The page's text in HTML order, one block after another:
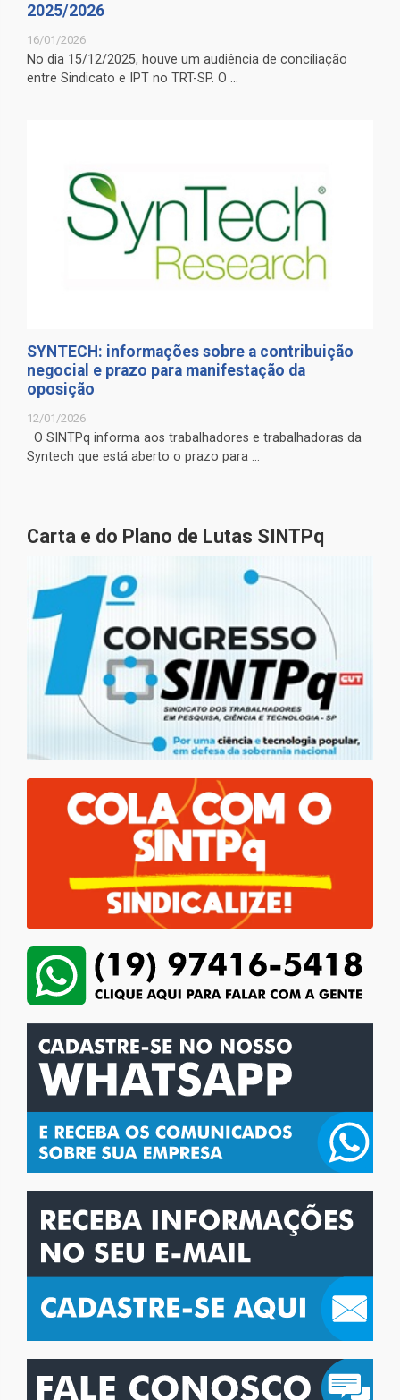
2025/2026
16/01/2026
No dia 15/12/2025, houve um audiência de conciliação
entre Sindicato e IPT no TRT-SP. O ...
SYNTECH: informações sobre a contribuição
negocial e prazo para manifestação da
oposição
12/01/2026
O SINTPq informa aos trabalhadores e trabalhadoras da
Syntech que está aberto o prazo para ...
Carta e do Plano de Lutas SINTPq